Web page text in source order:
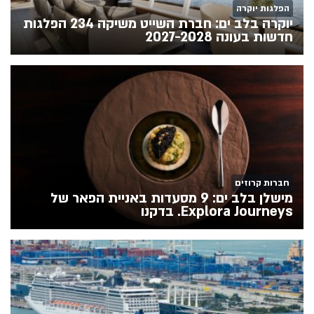
הפלגות יוקרה
יוקרה בלב ים: חברת השייט משיקה 234 הפלגות
חדשות בעונה 2027-2028
חברות קרוזים
מישלן בלב ים: 9 מסעדות באניית הפאר של
Explora Journeys. בדקנו